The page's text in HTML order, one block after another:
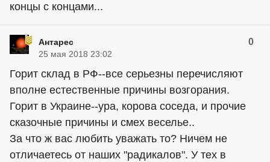
концы с концами...
Антарес 0
25 мая 2018 23:02
Горит склад в РФ--все серьезны перечисляют
вполне естественные причины возгорания.
Горит в Украине--ура, корова соседа, и прочие
сказочные причины и смех веселье..
За что ж вас любить уважать то? Ничем не
отличаетесь от наших "радикалов". У тех в